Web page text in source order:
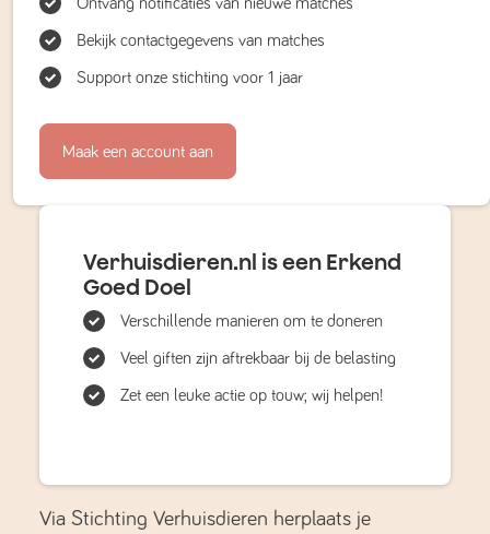
Ontvang notificaties van nieuwe matches
Bekijk contactgegevens van matches
Support onze stichting voor 1 jaar
Maak een account aan
Verhuisdieren.nl is een Erkend
Goed Doel
Verschillende manieren om te doneren
Veel giften zijn aftrekbaar bij de belasting
Zet een leuke actie op touw; wij helpen!
Via Stichting Verhuisdieren herplaats je